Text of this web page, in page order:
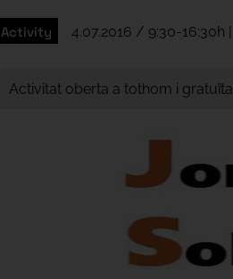
Activity 4.07.2016 / 9:30-16:30h
Activitat oberta a tothom i